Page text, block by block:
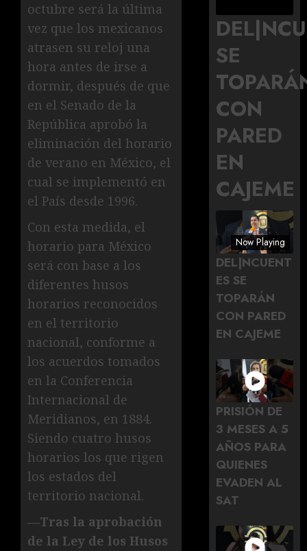
octubre será la última
vez que los mexicanos
atrasen su reloj una
hora antes de irse a
dormir, después de que
en el Senado de la
República aprobó la
eliminación del horario
de verano en México, el
cual se implementó en
el País desde 1996.
Con esta medida, el
horario para México
será con base a los
diferentes husos
horarios reconocidos
en el territorio
nacional, conforme a
los acuerdos tomados
en la Conferencia
Internacional de
Meridianos, en 1884.
Siendo cuatro husos
horarios los que rigen
los estados del
territorio nacional.
—Tras la aprobación
de la Ley de los Husos
SE
CON
PARED
EN
CAJEME
Now Playing
DEL|NCUENT
ES SE
TOPARÁN
CON PARED
EN CAJEME
PRISIÓN DE
3 MESES A 5
AÑOS PARA
QUIENES
EVADEN AL
SAT